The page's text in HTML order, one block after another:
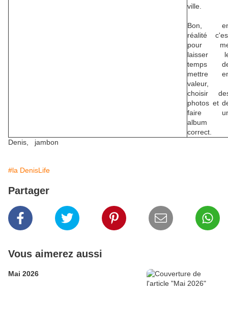
ville.
Bon,
réalité
pour
laisser
temps
mettre
valeur,
choisir
photos et
faire
album
correct.
Denis, jambon
#la DenisLife
Partager
Vous aimerez aussi
Mai 2026